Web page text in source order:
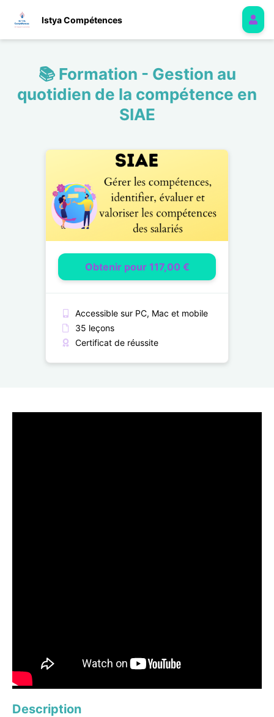
Istya Compétences
📚 Formation - Gestion au
quotidien de la compétence en
SIAE
Obtenir pour 117,00 €
Accessible sur PC, Mac et mobile
35 leçons
Certificat de réussite
Description